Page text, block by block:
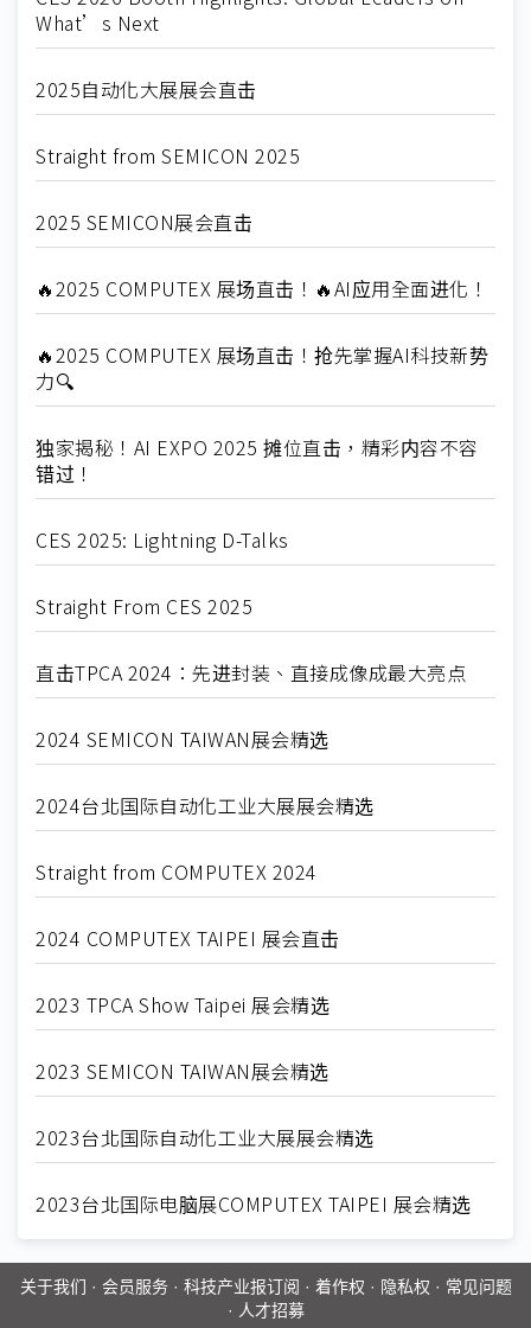
What’s Next
2025自动化大展展会直击
Straight from SEMICON 2025
2025 SEMICON展会直击
🔥2025 COMPUTEX 展场直击！🔥AI应用全面进化！
🔥2025 COMPUTEX 展场直击！抢先掌握AI科技新势
力🔍
独家揭秘！AI EXPO 2025 摊位直击，精彩内容不容
错过！
CES 2025: Lightning D-Talks
Straight From CES 2025
直击TPCA 2024：先进封装、直接成像成最大亮点
2024 SEMICON TAIWAN展会精选
2024台北国际自动化工业大展展会精选
Straight from COMPUTEX 2024
2024 COMPUTEX TAIPEI 展会直击
2023 TPCA Show Taipei 展会精选
2023 SEMICON TAIWAN展会精选
2023台北国际自动化工业大展展会精选
2023台北国际电脑展COMPUTEX TAIPEI 展会精选
关于我们 · 会员服务· 科技产业报订阅 · 着作权 · 隐私权 · 常见问题
· 人才招募